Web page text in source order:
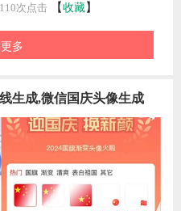
去除视频中的水印标识，使
是平台或创作者为保护版权或
但有时用户希望去除水印以便
短视频去水印的工具可以帮
次点击【 收藏】